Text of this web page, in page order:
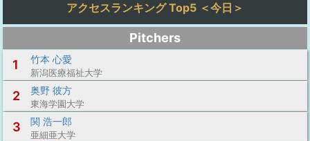
アクセスランキング Top5 ＜今日＞
Pitchers
1
竹本 心愛
新潟医療福祉大学
2 奥野 彼方
東海学園大学
3 関 浩一郎
亜細亜大学